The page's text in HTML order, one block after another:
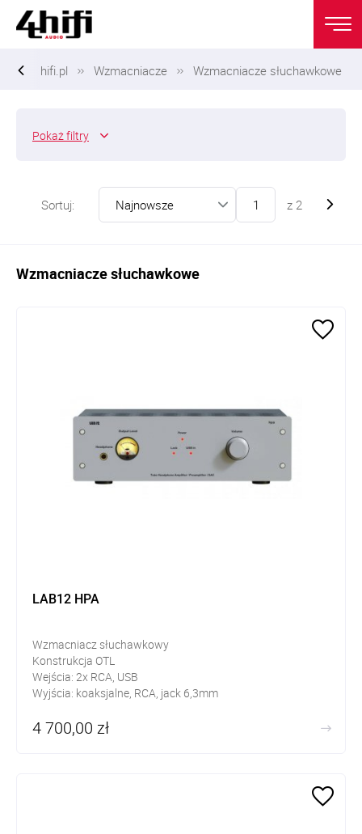
hifi.pl Wzmacniacze Wzmacniacze słuchawkowe
Pokażfiltry
Sortuj: z 2
Wzmacniacze słuchawkowe
LAB12 HPA
Wzmacniacz słuchawkowy
Konstrukcja OTL
Wejścia: 2x RCA, USB
Wyjścia: koaksjalne, RCA, jack 6,3mm
5 oddzielnych regulowanych zasilaczy
4 700,00 zł